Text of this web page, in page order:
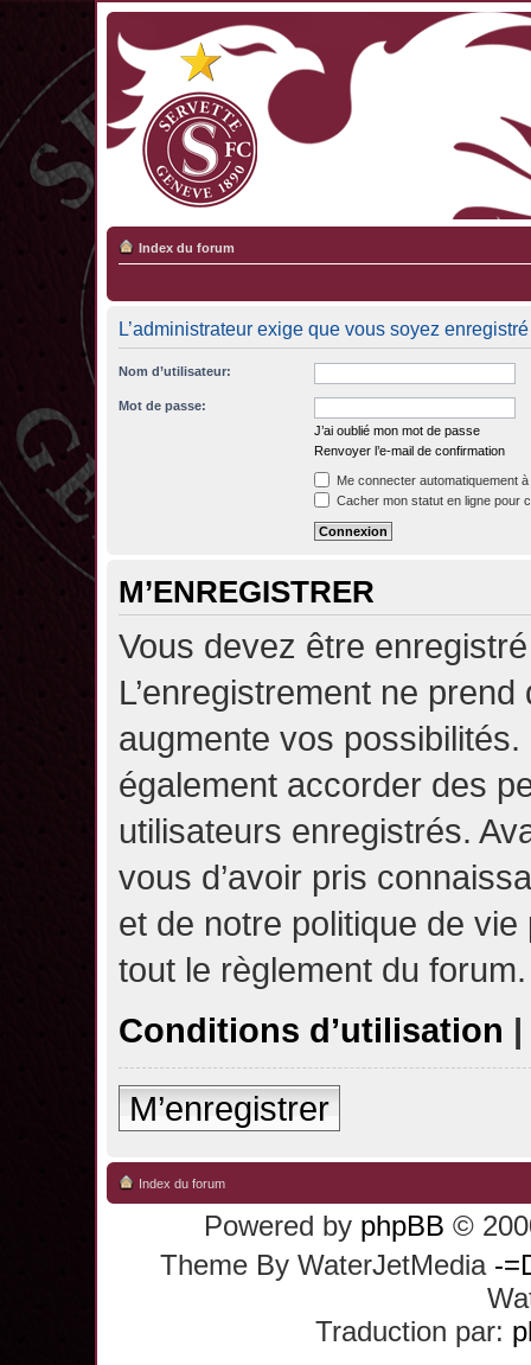
Index du forum
L’administrateur exige que vous soyez
Nom d’utilisateur:
Mot de passe:
J’ai oublié mon mot de passe
Renvoyer l’e-mail de confirmation
Me connecter automatiquement
Cacher mon statut en ligne pour
M’ENREGISTRER
Vous devez être
L’enregistrement ne
augmente vos possibilités.
également accorder des
utilisateurs enregistrés.
vous d’avoir pris
et de notre politique de
tout le règlement du forum.
Conditions d’utilisation |
M’enregistrer
Index du forum
Powered by phpBB ©
Theme By WaterJetMedia -
Traduction par: